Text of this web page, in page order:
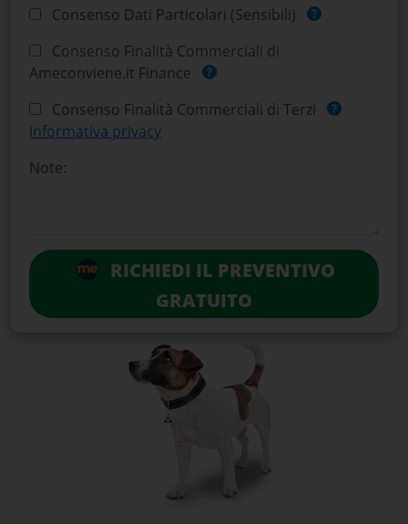
Consenso Dati Particolari (Sensibili)
Consenso Finalità Commerciali di
Ameconviene.it Finance
Consenso Finalità Commerciali di Terzi
informativa privacy
Note:
RICHIEDI IL PREVENTIVO
GRATUITO